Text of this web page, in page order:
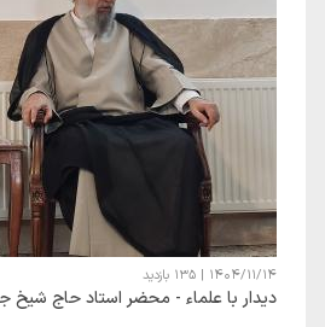
1404/11/14
| 135 بازدید
دیدار با علماء - محضر استاد حاج شیخ